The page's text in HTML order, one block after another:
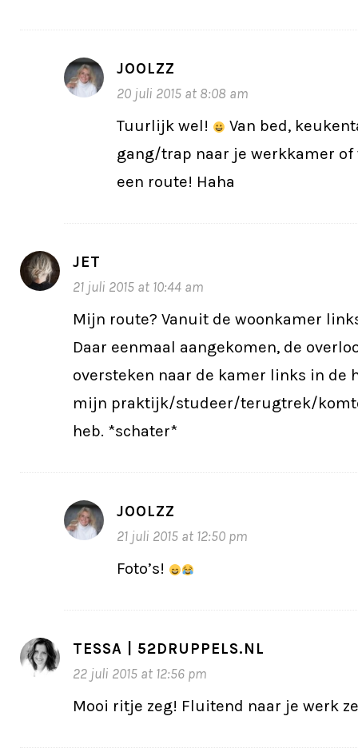
JOOLZZ
20 juli 2015 at 8:08 am
Tuurlijk wel!
Van bed,
gang/trap naar je werkkamer
een route! Haha
JET
21 juli 2015 at 10:44 am
Mijn route? Vanuit de woonkamer
Daar eenmaal aangekomen, de
oversteken naar de kamer links in de
mijn praktijk/studeer/terugtrek/
heb. *schater*
JOOLZZ
21 juli 2015 at 12:50 pm
Foto’s!
TESSA | 52DRUPPELS.NL
22 juli 2015 at 12:56 pm
Mooi ritje zeg! Fluitend naar je werk